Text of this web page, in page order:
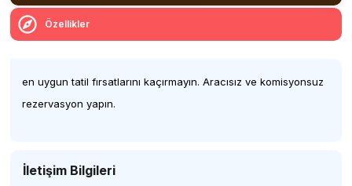
Özellikler
en uygun tatil fırsatlarını kaçırmayın. Aracısız ve komisyonsuz
rezervasyon yapın.
İletişim Bilgileri